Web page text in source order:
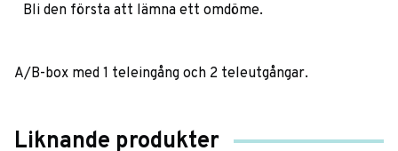
Bli den första att lämna ett omdöme.
A/B-box med 1 teleingång och 2 teleutgångar.
Liknande produkter